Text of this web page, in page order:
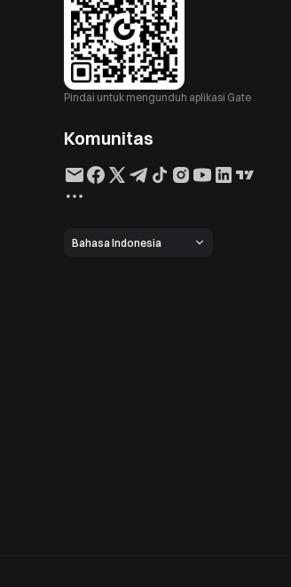
Pindai untuk mengunduh aplikasi Gate
Komunitas
Bahasa Indonesia